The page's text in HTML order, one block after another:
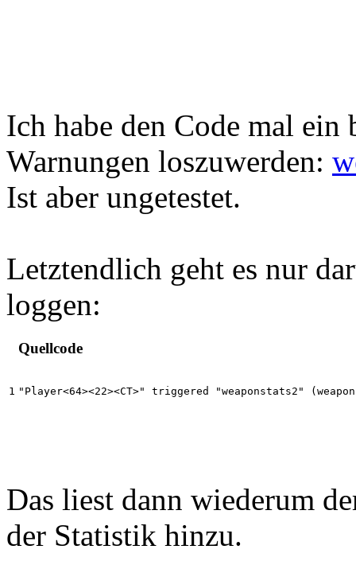
Ich habe den Code mal ein
Warnungen loszuwerden:
Ist aber ungetestet.
Letztendlich geht es nur
loggen:
Quellcode
"Player<64><22><CT>" triggered "weaponstats2"
Das liest dann wiederum
der Statistik hinzu.